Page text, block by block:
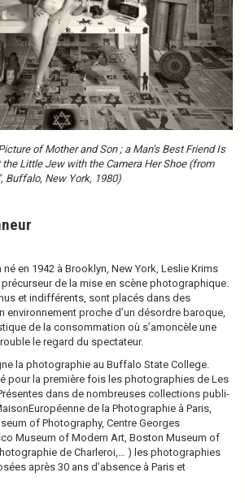
of Mother and Son ; a Man’s Best Friend Is
Little Jew with the Camera Her Shoe (from
Buffalo, New York, 1980)
en 1942 à Brooklyn, New York, Leslie Krims
de la mise en scène pho­to­gra­phi­que.
et indif­fé­rents, sont placés dans des
envi­ron­ne­ment proche d’un désor­dre baro­que,
de la consom­ma­tion où s’amon­cèle une
le regard du spec­ta­teur.
la pho­to­gra­phie au Buffalo State College.
pour la pre­mière fois les pho­to­gra­phies de Les
dans de nom­breu­ses col­lec­tions publi­
de la Photographie à Paris,
of Photography, Centre Georges
Museum of Modern Art, Boston Museum of
de Charleroi,… ) les pho­to­gra­phies
après 30 ans d’absence à Paris et